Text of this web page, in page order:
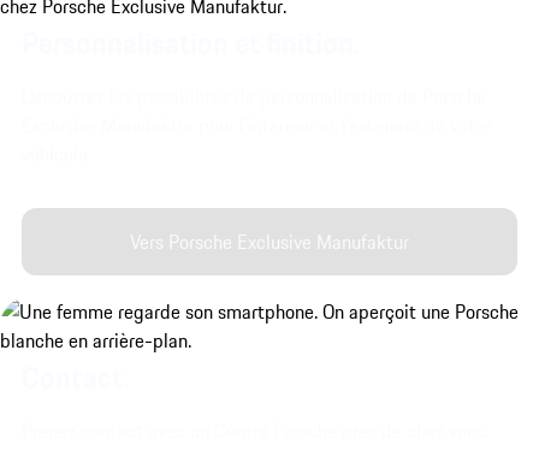
Vers Porsche Exclusive Manufaktur